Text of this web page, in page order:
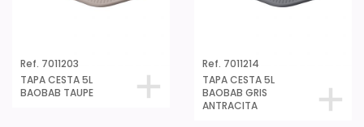
Ref. 7011203
TAPA CESTA 5L
BAOBAB TAUPE
Ref. 7011214
TAPA CESTA 5L
BAOBAB GRIS
ANTRACITA